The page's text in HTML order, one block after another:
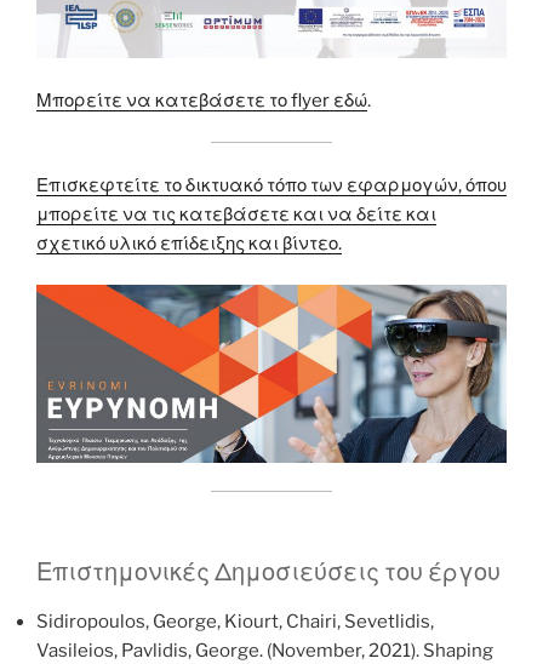
Μπορείτε να κατεβάσετε το flyer εδώ.
Επισκεφτείτε το δικτυακό τόπο των εφαρμογών, όπου
μπορείτε να τις κατεβάσετε και να δείτε και
σχετικό υλικό επίδειξης και βίντεο.
Επιστημονικές Δημοσιεύσεις του έργου
Sidiropoulos, George, Kiourt, Chairi, Sevetlidis,
Vasileios, Pavlidis, George. (November, 2021). Shaping